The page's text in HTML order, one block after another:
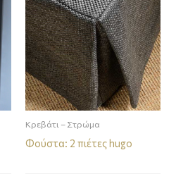
Κρεβάτι – Στρώμα
Φούστα: 2 πιέτες hugo